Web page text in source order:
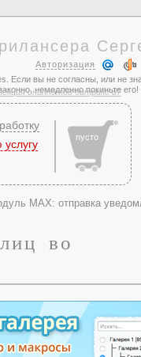
Авторизация
Если вы не согласны, или не
немедленно покиньте
сниппетов битрикс d7
услугу
пусто
MAX: отправка
во